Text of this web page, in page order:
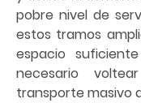
pobre nivel de
estos tramos
espacio
necesario
transporte masivo